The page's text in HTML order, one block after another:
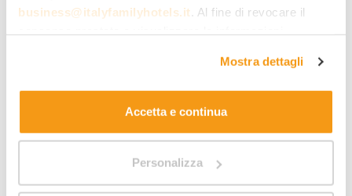
business@italyfamilyhotels.it . Al fine di revocare il
. Allo stesso link trovi la nostra informativa
estesa sui cookie.
Mostra dettagli
Accetta e continua
Personalizza
Centro benessere solo adulti
804,00 €
Agosto